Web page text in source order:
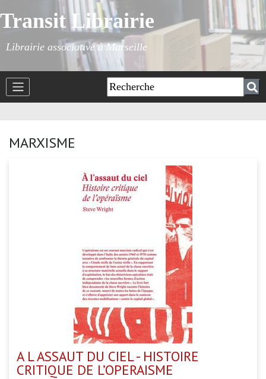
Transit Librairie
Librairie associative à Marseille
MARXISME
A L ASSAUT DU CIEL - HISTOIRE
CRITIQUE DE L’OPERAISME